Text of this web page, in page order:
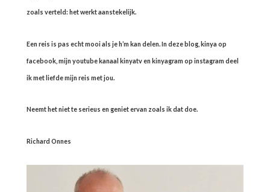
zoals verteld: het werkt aanstekelijk.
Een reis is pas echt mooi als je h’m kan delen. In deze blog, kinya op
facebook, mijn youtube kanaal kinyatv en kinyagram op instagram deel
ik met liefde mijn reis met jou.
Neemt het niet te serieus en geniet ervan zoals ik dat doe.
Richard Onnes